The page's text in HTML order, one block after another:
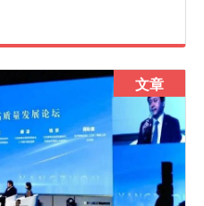
者：熊野整（日
文章